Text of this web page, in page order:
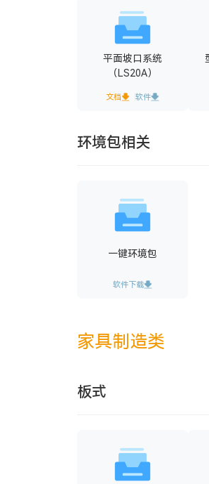
平面坡口系统
（LS20A）
文档 软件
环境包相关
一键环境包
软件下载
家具制造类
板式